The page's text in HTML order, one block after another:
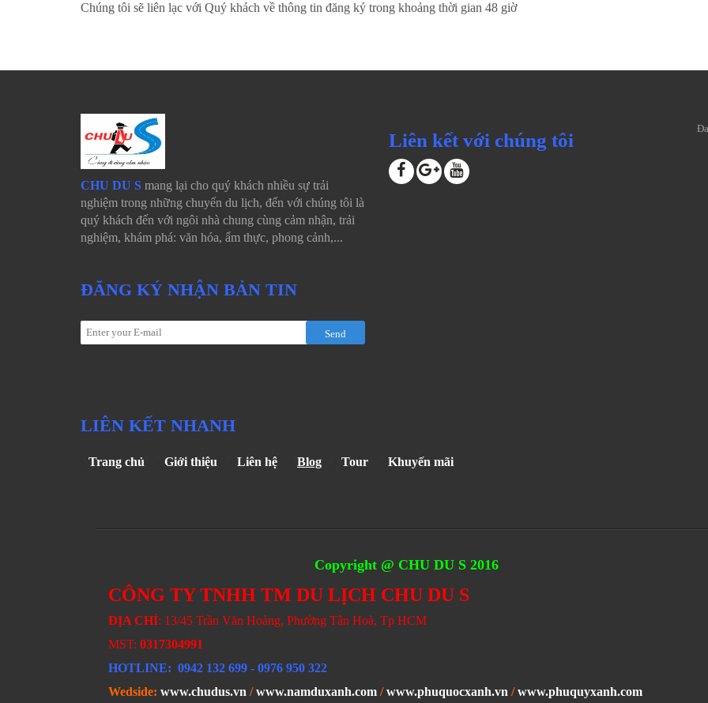
Chúng tôi sẽ liên lạc với Quý khách về thông tin đăng ký trong khoảng thời gian 48 giờ
CHU DU S mang lại cho quý khách nhiều sự trải
nghiệm trong những chuyến du lịch, đến với chúng tôi là
quý khách đến với ngôi nhà chung cùng cảm nhận, trải
nghiệm, khám phá: văn hóa, ẩm thực, phong cảnh,...
ĐĂNG KÝ NHẬN BẢN TIN
Send
Liên kết với chúng tôi
LIÊN KẾT NHANH
Trang chủ Giới thiệu Liên hệ Blog Tour Khuyến mãi
Copyright @ CHU DU S 2016
CÔNG TY TNHH TM DU LỊCH CHU DU S
ĐỊA CHỈ: 13/45 Trần Văn Hoàng, Phường Tân Hoà, Tp HCM
MST: 0317304991
HOTLINE: 0942 132 699 - 0976 950 322
Wedside: www.chudus.vn /www.namduxanh.com /www.phuquocxanh.vn /www.phuquyxanh.com